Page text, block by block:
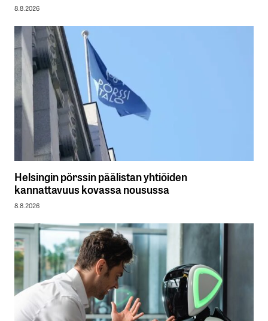
8.8.2026
Helsingin pörssin päälistan yhtiöiden
kannattavuus kovassa nousussa
8.8.2026